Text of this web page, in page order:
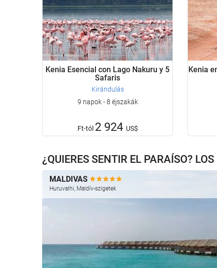
Kenia Esencial con Lago Nakuru y 5
Safaris
Kirándulás
9 napok - 8 éjszakák
Ft-tól 2 924 US$
Kenia
¿QUIERES SENTIR EL PARAÍSO?
MALDIVAS
Huruvalhi, Maldív-szigetek